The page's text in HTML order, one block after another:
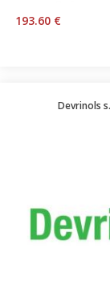
193.60 €
Devrinols